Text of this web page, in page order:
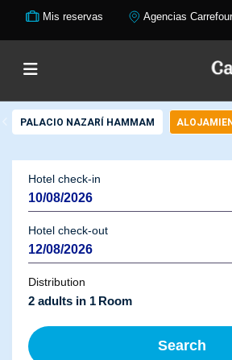
Mis reservas Agencias
PALACIO NAZARÍ HAMMAM
Hotel check-in
Hotel check-out
Distribution
2 adults in 1 Room
Search